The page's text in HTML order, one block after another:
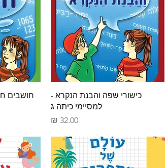
תצוגה מהירה
כישורי שפה והבנת הנקרא -
למסיימי כיתה ג
מחיר
חושבים